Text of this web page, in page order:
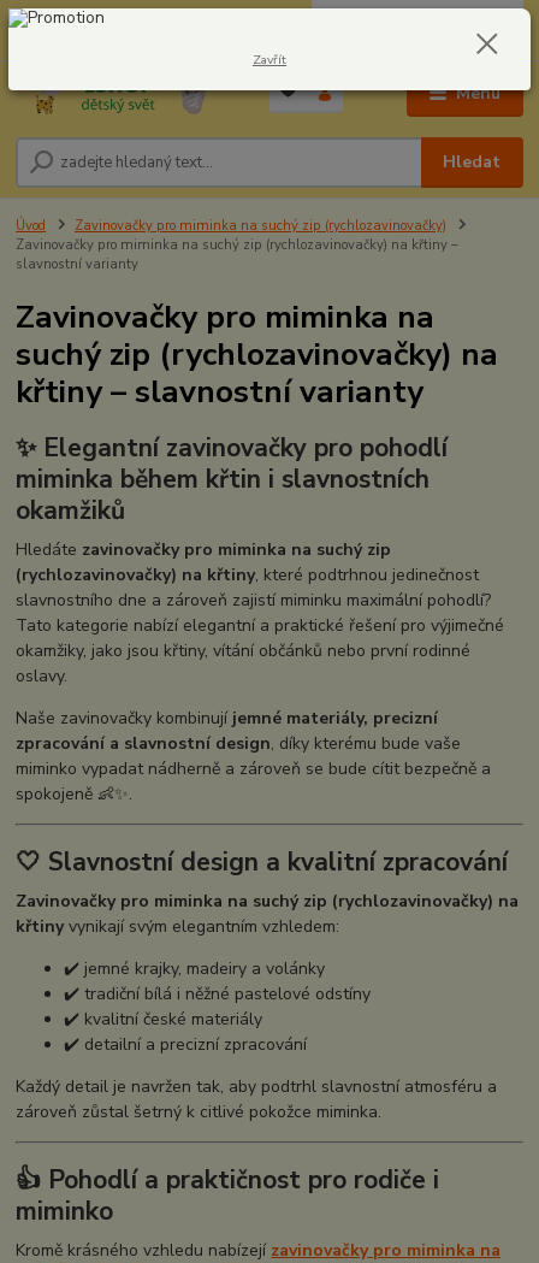
Menu
Hledat
604278943 0,00 Kč
Úvod
Zavinovačky pro miminka na suchý zip (rychlozavinovačky)
Zavinovačky pro miminka na suchý zip (rychlozavinovačky) na křtiny –
slavnostní varianty
Zavinovačky pro miminka na
suchý zip (rychlozavinovačky) na
křtiny – slavnostní varianty
✨ Elegantní zavinovačky pro pohodlí
miminka během křtin i slavnostních
okamžiků
Hledáte zavinovačky pro miminka na suchý zip
(rychlozavinovačky) na křtiny, které podtrhnou jedinečnost
slavnostního dne a zároveň zajistí miminku maximální pohodlí?
Tato kategorie nabízí elegantní a praktické řešení pro výjimečné
okamžiky, jako jsou křtiny, vítání občánků nebo první rodinné
oslavy.
Naše zavinovačky kombinují jemné materiály, precizní
zpracování a slavnostní design, díky kterému bude vaše
miminko vypadat nádherně a zároveň se bude cítit bezpečně a
spokojeně 👶✨.
🤍 Slavnostní design a kvalitní zpracování
Zavinovačky pro miminka na suchý zip (rychlozavinovačky) na
křtinyvynikají svým elegantním vzhledem:
✔️ jemné krajky, madeiry a volánky
✔️ tradiční bílá i něžné pastelové odstíny
✔️ kvalitní české materiály
✔️ detailní a precizní zpracování
Každý detail je navržen tak, aby podtrhl slavnostní atmosféru a
zároveň zůstal šetrný k citlivé pokožce miminka.
👍 Pohodlí a praktičnost pro rodiče i
miminko
Kromě krásného vzhledu nabízejí zavinovačky pro miminka na
Zavřít